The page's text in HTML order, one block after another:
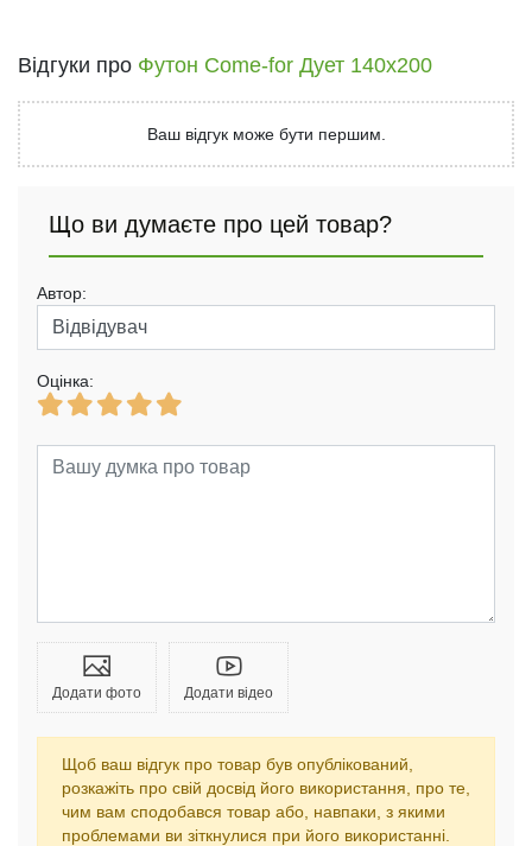
Відгуки про Футон Come-for Дует 140x200
Ваш відгук може бути першим.
Що ви думаєте про цей товар?
Автор:
Оцінка:
Додати фото Додати відео
Щоб ваш відгук про товар був опублікований,
розкажіть про свій досвід його використання, про те,
чим вам сподобався товар або, навпаки, з якими
проблемами ви зіткнулися при його використанні.